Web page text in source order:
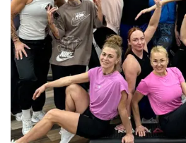
Straipsniai
Sėkmės istorijos
Atsiliepimai
Kontaktai